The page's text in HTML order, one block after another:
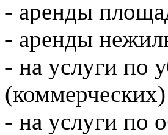
- аренды
- аренды
- на услуги по
- на услуги по